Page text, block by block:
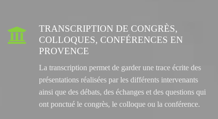

TRANSCRIPTION DE CONGRÈS,
COLLOQUES, CONFÉRENCES EN
PROVENCE
La transcription permet de garder une trace écrite des
présentations réalisées par les différents intervenants
ainsi que des débats, des échanges et des questions qui
ont ponctué le congrès, le colloque ou la conférence.